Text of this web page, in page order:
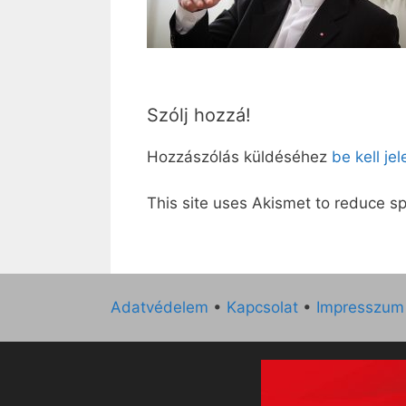
Szólj hozzá!
Hozzászólás küldéséhez be kell
This site uses Akismet to reduce
Adatvédelem • Kapcsolat • Impresszum